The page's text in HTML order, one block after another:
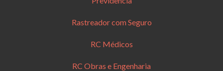
Rastreador com Seguro
RC Médicos
RC Obras e Engenharia